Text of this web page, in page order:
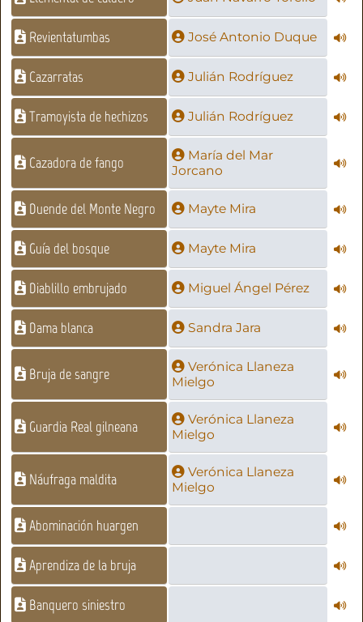
Revientatumbas José Antonio Duque
Cazarratas Julián Rodríguez
Tramoyista de hechizos Julián Rodríguez
Cazadora de fango
María del Mar
Jorcano
Duende del Monte Negro Mayte Mira
Guía del bosque Mayte Mira
Diablillo embrujado Miguel Ángel Pérez
Dama blanca Sandra Jara
Bruja de sangre
Verónica Llaneza
Mielgo
Guardia Real gilneana
Verónica Llaneza
Mielgo
Náufraga maldita
Verónica Llaneza
Mielgo
Abominación huargen
Aprendiza de la bruja
Banquero siniestro